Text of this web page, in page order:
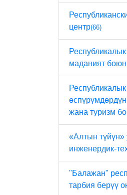
центр(66)
маданият
жана туризм
«Алтын түйүн»
инженердик-
"Балажан"
тарбия берүү